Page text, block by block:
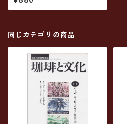
同じカテゴリの商品